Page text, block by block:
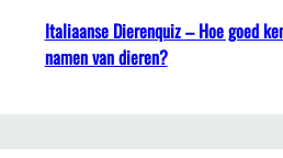
Italiaanse Dierenquiz – Hoe goed
namen van dieren?